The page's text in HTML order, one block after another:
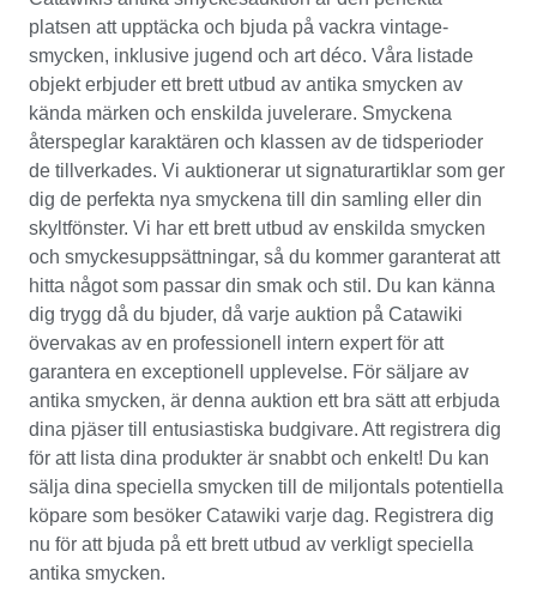
platsen att upptäcka och bjuda på vackra vintage-
smycken, inklusive jugend och art déco. Våra listade
objekt erbjuder ett brett utbud av antika smycken av
kända märken och enskilda juvelerare. Smyckena
återspeglar karaktären och klassen av de tidsperioder
de tillverkades. Vi auktionerar ut signaturartiklar som ger
dig de perfekta nya smyckena till din samling eller din
skyltfönster. Vi har ett brett utbud av enskilda smycken
och smyckesuppsättningar, så du kommer garanterat att
hitta något som passar din smak och stil. Du kan känna
dig trygg då du bjuder, då varje auktion på Catawiki
övervakas av en professionell intern expert för att
garantera en exceptionell upplevelse. För säljare av
antika smycken, är denna auktion ett bra sätt att erbjuda
dina pjäser till entusiastiska budgivare. Att registrera dig
för att lista dina produkter är snabbt och enkelt! Du kan
sälja dina speciella smycken till de miljontals potentiella
köpare som besöker Catawiki varje dag. Registrera dig
nu för att bjuda på ett brett utbud av verkligt speciella
antika smycken.